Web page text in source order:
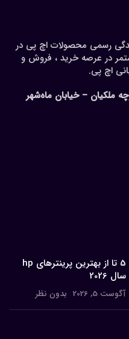
رسمی محصولات اچ پی در
در عرصه خرید ، فروش و
اچ پی.
ملکیان – خیابان ماه‌شهر
5 تا از بهترین پرینترهای hp
سال 2026
آگوست 5, 2026 بدون نظر